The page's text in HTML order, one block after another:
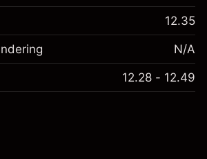
12.35
N/A
12.28 - 12.49